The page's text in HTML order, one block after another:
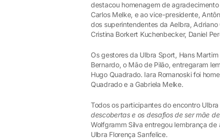
destacou homenagem de
Carlos Melke, e ao vice-presidente,
dos superintendentes da Aelbra, Adriano
Cristina Borkert Kuchenbecker, Daniel
Os gestores da Ulbra Sport, Hans
Bernardo, o Mão de Pilão, entregaram
Hugo Quadrado. Iara Romanoski foi
Quadrado e a Gabriela Melke.
Todos os participantes do encontro
descobertas e os desafios de ser mãe
Wolfgramm Silva entregou lembrança
Ulbra Florença Sanfelice.